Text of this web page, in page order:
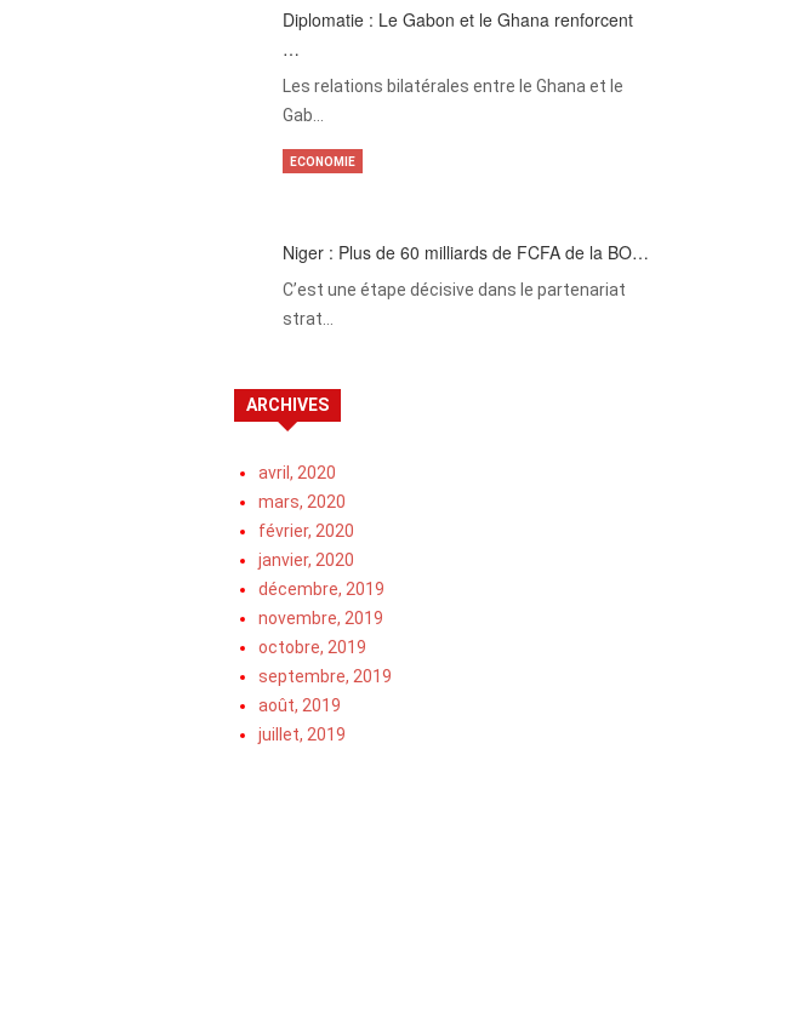
Diplomatie : Le Gabon et le Ghana renforcent
…
Les relations bilatérales entre le Ghana et le
Gab…
Niger : Plus de 60 milliards de FCFA de la BO…
C’est une étape décisive dans le partenariat
strat…
ECONOMIE
ARCHIVES
avril, 2020
mars, 2020
février, 2020
janvier, 2020
décembre, 2019
novembre, 2019
octobre, 2019
septembre, 2019
août, 2019
juillet, 2019